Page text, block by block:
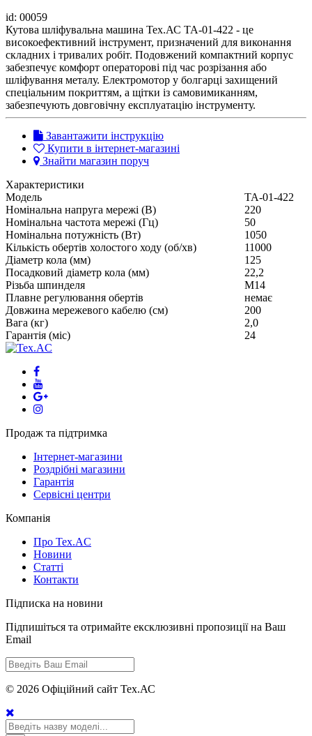
id: 00059
Кутова шліфувальна машина Тех.АС ТА-01-422 - це
високоефективний інструмент, призначений для виконання
складних і тривалих робіт. Подовжений компактний корпус
забезпечує комфорт операторові під час розрізання або
шліфування металу. Електромотор у болгарці захищений
спеціальним покриттям, а щітки із самовимиканням,
забезпечують довговічну експлуатацію інструменту.
Завантажити інструкцію
Купити в інтернет-магазині
Знайти магазин поруч
Характеристики
Модель
ТА-01-422
Номінальна напруга мережі (В)
220
Номінальна частота мережі (Гц)
50
Номінальна потужність (Вт)
1050
Кількість обертів холостого ходу (об/хв)
11000
Діаметр кола (мм)
125
Посадковий діаметр кола (мм)
22,2
Різьба шпинделя
М14
Плавне регулювання обертів
немає
Довжина мережевого кабелю (см)
200
Вага (кг)
2,0
Гарантія (міс)
24
Продаж та підтримка
Інтернет-магазини
Роздрібні магазини
Гарантія
Сервісні центри
Компанія
Про Tex.AC
Новини
Статті
Контакти
Підписка на новини
Підпишіться та отримайте ексклюзивні пропозиції на Ваш
Email
© 2026 Офіційний сайт Тех.АС